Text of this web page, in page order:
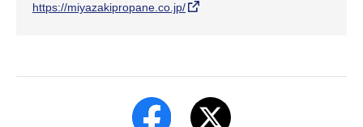
https://miyazakipropane.co.jp/